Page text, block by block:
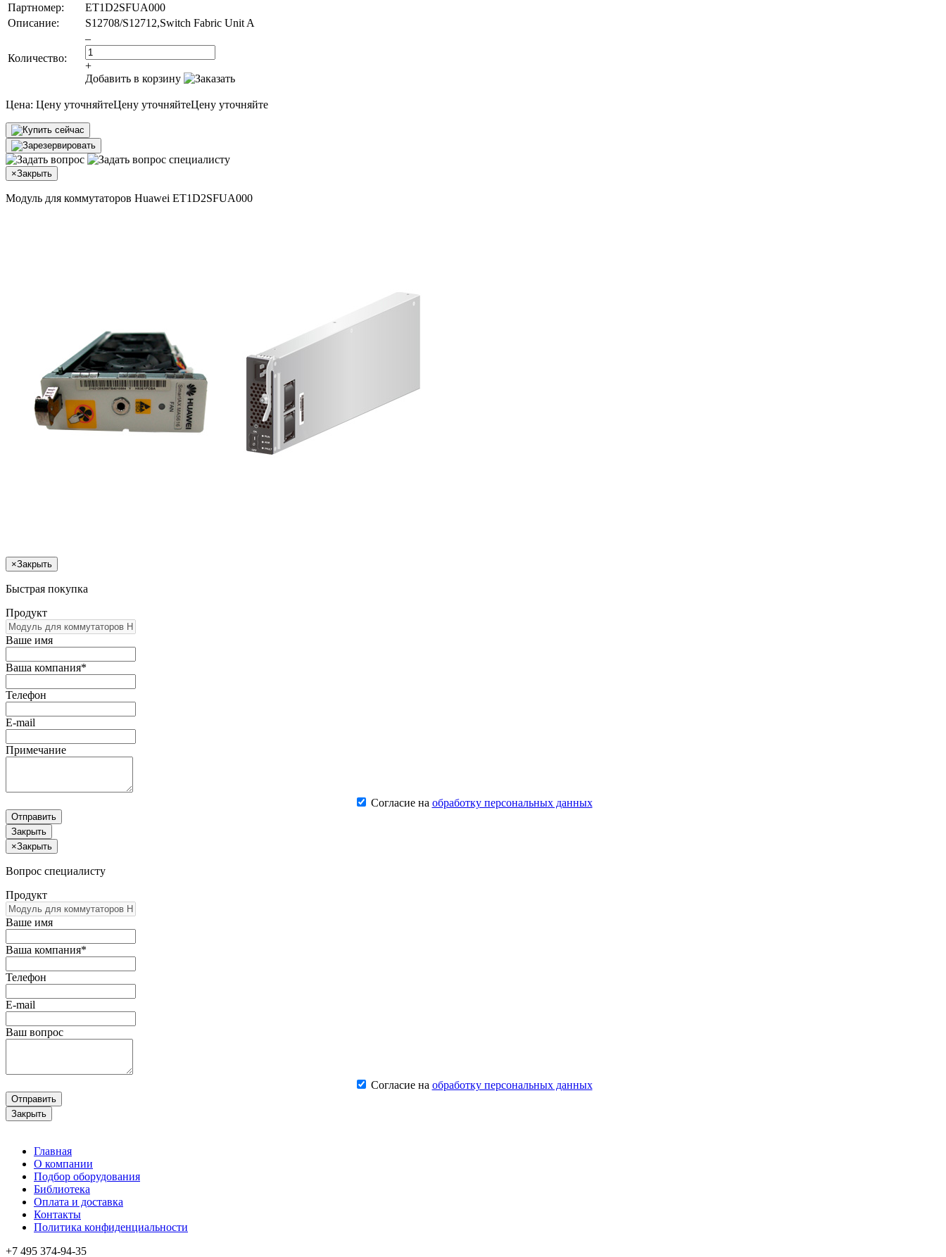
Партномер:
ET1D2SFUA000
Описание:
S12708/S12712,Switch Fabric Unit A
Количество:
–
+
Добавить в корзину
Цена: Цену уточняйтеЦену уточняйтеЦену уточняйте
×Закрыть
Модуль для коммутаторов Huawei ET1D2SFUA000
×Закрыть
Быстрая покупка
Продукт
Ваше имя
Ваша компания*
Телефон
E-mail
Примечание
Согласие на обработку персональных данных
Отправить
Закрыть
×Закрыть
Вопрос специалисту
Продукт
Ваше имя
Ваша компания*
Телефон
E-mail
Ваш вопрос
Согласие на обработку персональных данных
Отправить
Закрыть
Главная
О компании
Подбор оборудования
Библиотека
Оплата и доставка
Контакты
Политика конфиденциальности
+7 495 374-94-35